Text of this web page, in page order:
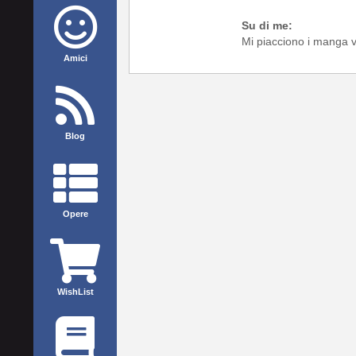
Amici
Blog
Opere
WishList
Su di me:
Mi piacciono i manga